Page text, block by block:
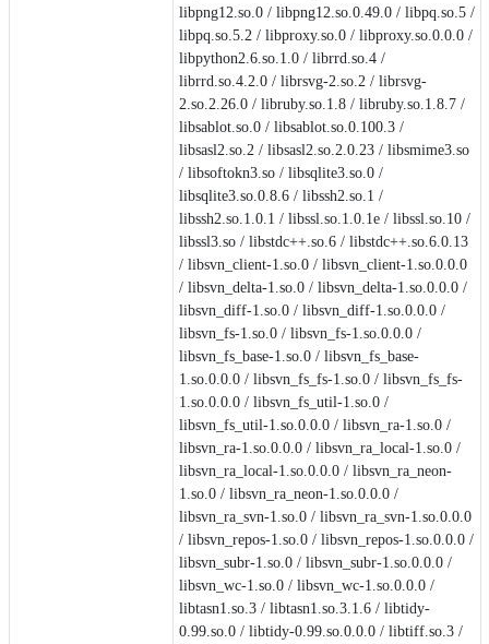
libpng12.so.0 / libpng12.so.0.49.0 / libpq.so.5 /
libpq.so.5.2 / libproxy.so.0 / libproxy.so.0.0.0 /
libpython2.6.so.1.0 / librrd.so.4 /
librrd.so.4.2.0 / librsvg-2.so.2 / librsvg-
2.so.2.26.0 / libruby.so.1.8 / libruby.so.1.8.7 /
libsablot.so.0 / libsablot.so.0.100.3 /
libsasl2.so.2 / libsasl2.so.2.0.23 / libsmime3.so
/ libsoftokn3.so / libsqlite3.so.0 /
libsqlite3.so.0.8.6 / libssh2.so.1 /
libssh2.so.1.0.1 / libssl.so.1.0.1e / libssl.so.10 /
libssl3.so / libstdc++.so.6 / libstdc++.so.6.0.13
/ libsvn_client-1.so.0 / libsvn_client-1.so.0.0.0
/ libsvn_delta-1.so.0 / libsvn_delta-1.so.0.0.0 /
libsvn_diff-1.so.0 / libsvn_diff-1.so.0.0.0 /
libsvn_fs-1.so.0 / libsvn_fs-1.so.0.0.0 /
libsvn_fs_base-1.so.0 / libsvn_fs_base-
1.so.0.0.0 / libsvn_fs_fs-1.so.0 / libsvn_fs_fs-
1.so.0.0.0 / libsvn_fs_util-1.so.0 /
libsvn_fs_util-1.so.0.0.0 / libsvn_ra-1.so.0 /
libsvn_ra-1.so.0.0.0 / libsvn_ra_local-1.so.0 /
libsvn_ra_local-1.so.0.0.0 / libsvn_ra_neon-
1.so.0 / libsvn_ra_neon-1.so.0.0.0 /
libsvn_ra_svn-1.so.0 / libsvn_ra_svn-1.so.0.0.0
/ libsvn_repos-1.so.0 / libsvn_repos-1.so.0.0.0 /
libsvn_subr-1.so.0 / libsvn_subr-1.so.0.0.0 /
libsvn_wc-1.so.0 / libsvn_wc-1.so.0.0.0 /
libtasn1.so.3 / libtasn1.so.3.1.6 / libtidy-
0.99.so.0 / libtidy-0.99.so.0.0.0 / libtiff.so.3 /